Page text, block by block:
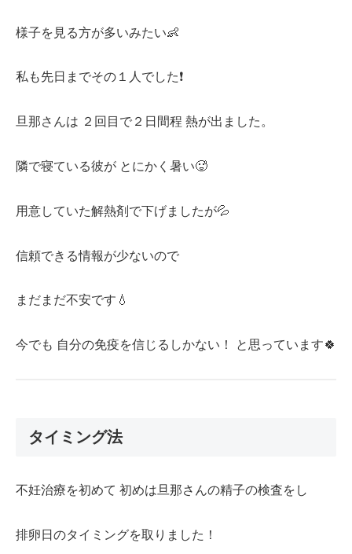
様子を見る方が多いみたい👶
私も先日までその１人でした❗️
旦那さんは ２回目で２日間程 熱が出ました。
隣で寝ている彼が とにかく暑い🥵
用意していた解熱剤で下げましたが💦
信頼できる情報が少ないので
まだまだ不安です💧
今でも 自分の免疫を信じるしかない！ と思っています🍀
タイミング法
不妊治療を初めて 初めは旦那さんの精子の検査をし
排卵日のタイミングを取りました！